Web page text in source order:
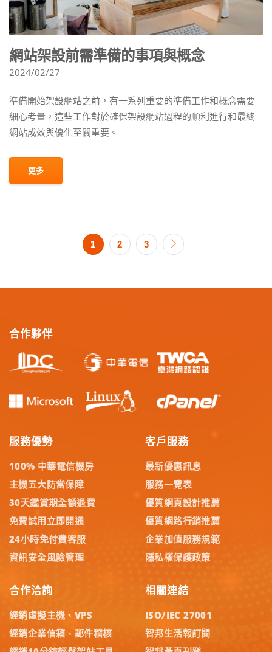
網站架設前需準備的事項與概念
2024/02/27
準備開始架設網站之前，有一系列重要的準備工作和概念需要
細心考量，這些工作對於確保架設網站過程的順利進行和最終
網站成效與優化至關重要。
更多
1 2 3
合作夥伴
服務優勢
100% 中華電信機房
主機五大防當保障
30天鑑賞期全額退費
免費試用立即開通
24小時免付費客服
資訊安全風險管理
客戶服務
最新優惠訊息
服務一覽表
優質網頁設計推薦
優質網路行銷推薦
企業加值服務規範
隱私權保護政策
合作洽詢
經銷虛擬主機、VPS
經銷企業信箱、郵件稽核
相關連結
ISO/IEC 27001
智邦生活報訂閱